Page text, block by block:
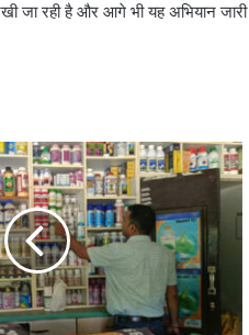
जा रही है और आगे भी यह अभियान जारी